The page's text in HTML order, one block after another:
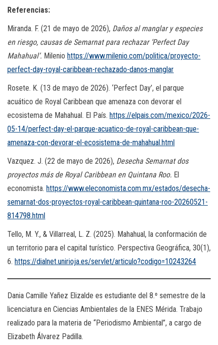
Referencias:
Miranda. F. (21 de mayo de 2026), Daños al manglar y especies
en riesgo, causas de Semarnat para rechazar ‘Perfect Day
Mahahual’. Milenio https://www.milenio.com/politica/proyecto-
perfect-day-royal-caribbean-rechazado-danos-manglar
Rosete. K. (13 de mayo de 2026). ‘Perfect Day’, el parque
acuático de Royal Caribbean que amenaza con devorar el
ecosistema de Mahahual. El País. https://elpais.com/mexico/2026-
05-14/perfect-day-el-parque-acuatico-de-royal-caribbean-que-
amenaza-con-devorar-el-ecosistema-de-mahahual.html
Vazquez. J. (22 de mayo de 2026), Desecha Semarnat dos
proyectos más de Royal Caribbean en Quintana Roo. El
economista. https://www.eleconomista.com.mx/estados/desecha-
semarnat-dos-proyectos-royal-caribbean-quintana-roo-20260521-
814798.html
Tello, M. Y., & Villarreal, L. Z. (2025). Mahahual, la conformación de
un territorio para el capital turístico. Perspectiva Geográfica, 30(1),
6. https://dialnet.unirioja.es/servlet/articulo?codigo=10243264
Dania Camille Yañez Elizalde es estudiante del 8.º semestre de la
licenciatura en Ciencias Ambientales de la ENES Mérida. Trabajo
realizado para la materia de “Periodismo Ambiental”, a cargo de
Elizabeth Álvarez Padilla.